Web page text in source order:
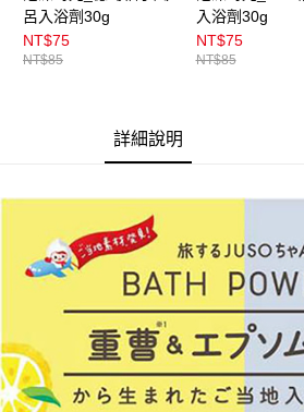
呂入浴劑30g
NT$75
NT$85
入浴劑30g
NT$75
NT$85
詳細說明